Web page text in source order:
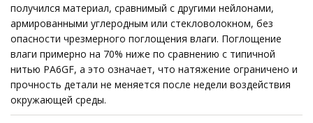
получился материал, сравнимый с другими нейлонами,
армированными углеродным или стекловолокном, без
опасности чрезмерного поглощения влаги. Поглощение
влаги примерно на 70% ниже по сравнению с типичной
нитью PA6GF, а это означает, что натяжение ограничено и
прочность детали не меняется после недели воздействия
окружающей среды.